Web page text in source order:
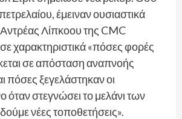
πετρελαίου, έμειναν ουσιαστικά
Λίπκοου της CMC
χαρακτηριστικά «πόσες φορές
σε απόσταση αναπνοής
πόσες ξεγελάστηκαν οι
όταν στεγνώσει το μελάνι των
νέες τοποθετήσεις».